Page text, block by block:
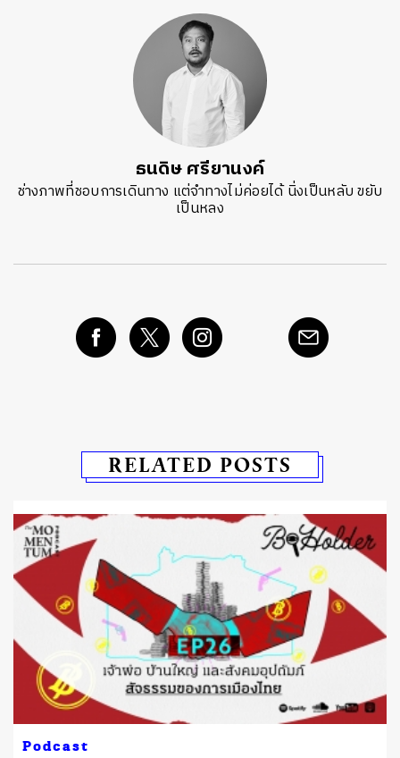
ธนดิษ​ ศรี​ยา​นงค์​
ช่างภาพที่ชอบการเดินทาง แต่จำทางไม่ค่อยได้ นิ่งเป็นหลับ ขยับ
เป็นหลง
RELATED POSTS
Podcast